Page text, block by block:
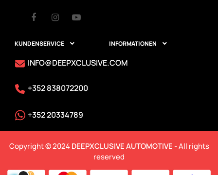
FacebookInstagram
KUNDENSERVICE  INFORMATIONEN 
INFO@DEEPXCLUSIVE.COM
+352 838072200
+352 20334789
Copyright © 2024DEEPXCLUSIVE AUTOMOTIVE - All rights
reserved